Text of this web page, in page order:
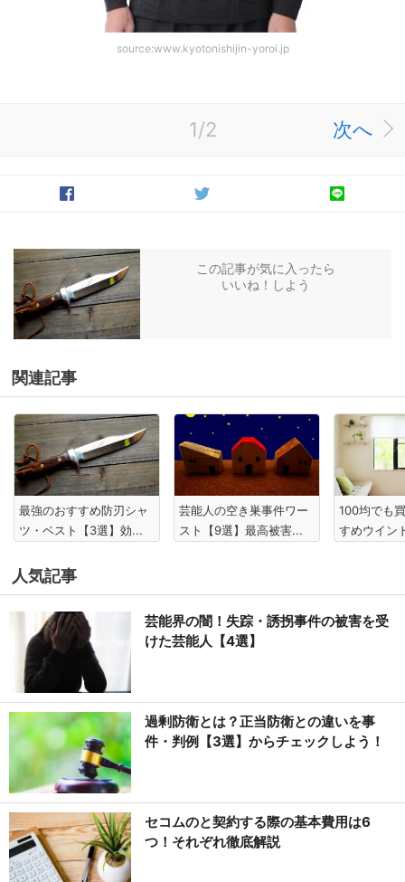
source:www.kyotonishijin-yoroi.jp
1/2 次へ
この記事が気に入ったら
いいね！しよう
関連記事
最強のおすすめ防刃シャ
ツ・ベスト【3選】効...
芸能人の空き巣事件ワー
スト【9選】最高被害...
100均でも
すめウイン
人気記事
芸能界の闇！失踪・誘拐事件の被害を受
けた芸能人【4選】
過剰防衛とは？正当防衛との違いを事
件・判例【3選】からチェックしよう！
セコムのと契約する際の基本費用は6
つ！それぞれ徹底解説